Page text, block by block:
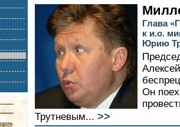
Глава
к и.о.
Юрию
Он
Трутневым... >>